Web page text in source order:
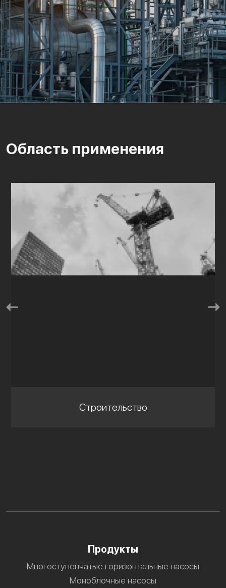
Область применения
Строительство
Продукты
Многоступенчатые горизонтальные насосы
Моноблочные насосы